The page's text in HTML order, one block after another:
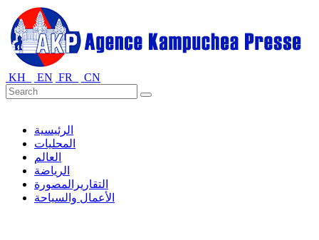
KH EN FR CN
الرئيسية
المحليات
العالم
الرياضة
التقاريرالمصورة
الأعمال والسياحة